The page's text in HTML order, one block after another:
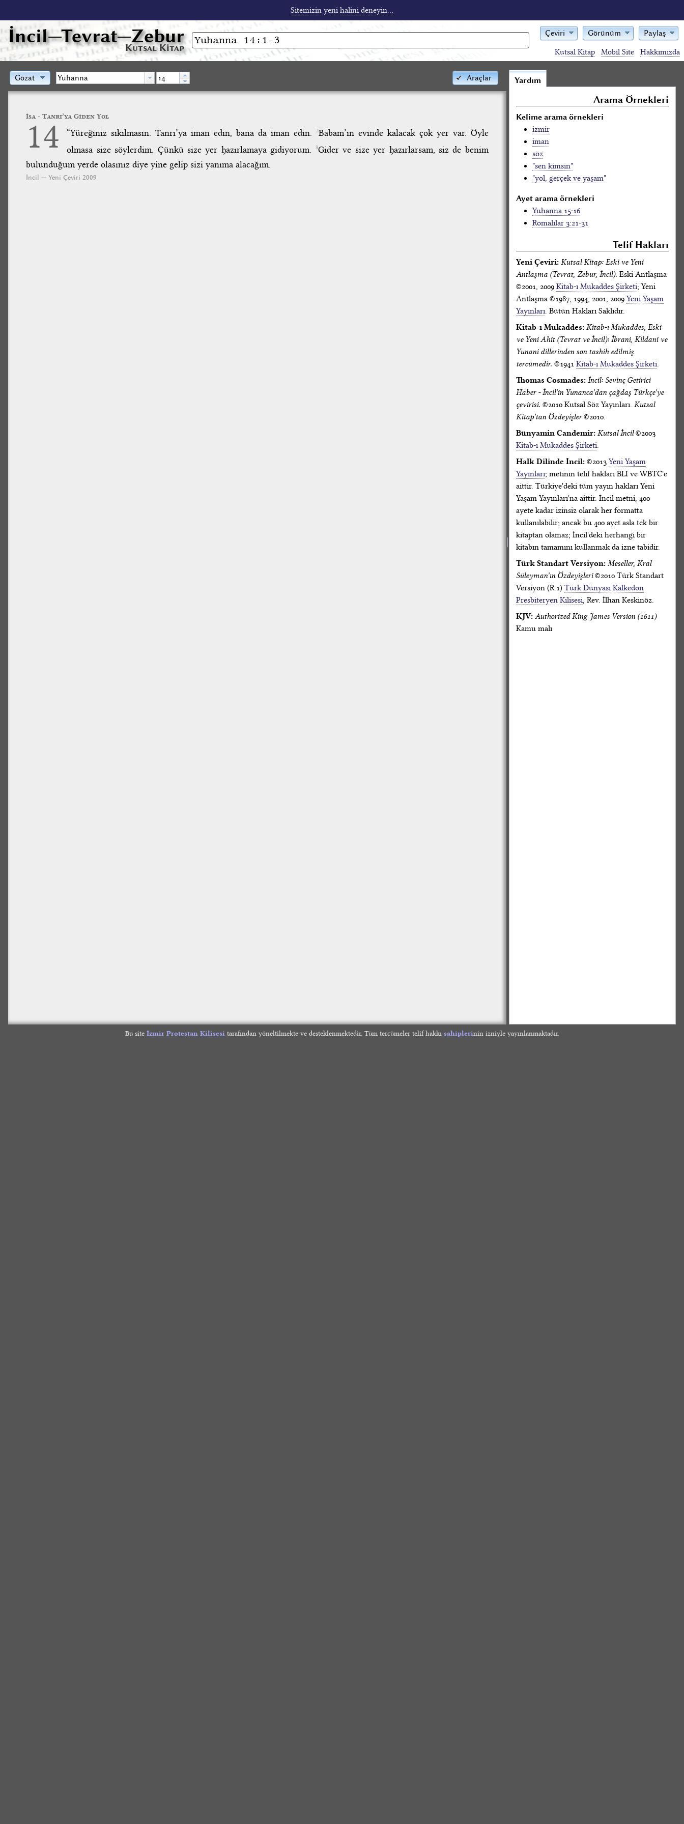
Sitemizin yeni halini deneyin...
İncil—Tevrat—Zebur
Kutsal Kitap
Çeviri Görünüm Paylaş
Kutsal Kitap Mobil Site Hakkımızda
Araçlar
Gözat
İsa - Tanrı’ya Giden Yol
14 “Yüreğiniz sıkılmasın. Tanrı’ya iman edin, bana da iman edin. 2Babam’ın evinde kalacak çok yer var. Öyle
olmasa size söylerdim. Çünkü size yer hazırlamaya gidiyorum.
3Gider ve size yer hazırlarsam, siz de benim
bulunduğum yerde olasınız diye yine gelip sizi yanıma alacağım.
İncil — Yeni Çeviri 2009
Yardım
Arama Örnekleri
Kelime arama örnekleri
izmir
iman
söz
"sen kimsin"
"yol, gerçek ve yaşam"
Ayet arama örnekleri
Yuhanna 15:16
Romalılar 3:21-31
Telif Hakları
Yeni Çeviri: Kutsal Kitap: Eski ve Yeni
Antlaşma (Tevrat, Zebur, İncil). Eski Antlaşma
©2001, 2009 Kitab-ı Mukaddes Şirketi; Yeni
Antlaşma ©1987, 1994, 2001, 2009 Yeni Yaşam
Yayınları. Bütün Hakları Saklıdır.
Kitab-ı Mukaddes: Kitab-ı Mukaddes, Eski
ve Yeni Ahit (Tevrat ve İncil): İbrani, Kildani ve
Yunani dillerinden son tashih edilmiş
tercümedir. ©1941 Kitab-ı Mukaddes Şirketi.
Thomas Cosmades: İncil: Sevinç Getirici
Haber - İncil'in Yunanca'dan çağdaş Türkçe'ye
çevirisi. ©2010 Kutsal Söz Yayınları. Kutsal
Kitap'tan Özdeyişler©2010.
Bünyamin Candemir: Kutsal İncil©2003
Kitab-ı Mukaddes Şirketi.
Halk Dilinde İncil: ©2013 Yeni Yaşam
Yayınları; metinin telif hakları BLI ve WBTC'e
aittir. Türkiye'deki tüm yayın hakları Yeni
Yaşam Yayınları'na aittir. İncil metni, 400
ayete kadar izinsiz olarak her formatta
kullanılabilir; ancak bu 400 ayet asla tek bir
kitaptan olamaz; İncil'deki herhangi bir
kitabın tamamını kullanmak da izne tabidir.
Türk Standart Versiyon: Meseller, Kral
Süleyman'ın Özdeyişleri©2010 Türk Standart
Versiyon (R.1) Türk Dünyası Kalkedon
Presbiteryen Kilisesi, Rev. İlhan Keskinöz.
KJV: Authorized King James Version (1611)
Kamu malı
Bu site İzmir Protestan Kilisesitarafından yöneltilmekte ve desteklenmektedir. Tüm tercümeler telif hakkı sahiplerinin izniyle yayınlanmaktadır.